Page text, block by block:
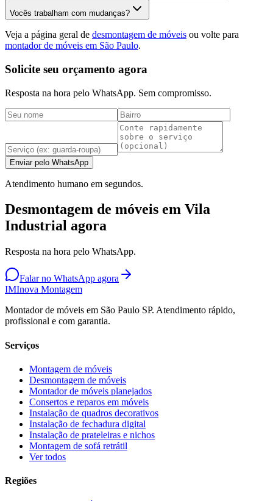
Vocês trabalham com mudanças?
Veja a página geral de desmontagem de móveis ou volte para
montador de móveis em São Paulo.
Solicite seu orçamento agora
Resposta na hora pelo WhatsApp. Sem compromisso.
Enviar pelo WhatsApp
Atendimento humano em segundos.
Desmontagem de móveis em Vila
Industrial agora
Resposta na hora pelo WhatsApp.
Falar no WhatsApp agora
IMInova Montagem
Montador de móveis em São Paulo SP. Atendimento rápido,
profissional e com garantia.
Serviços
Montagem de móveis
Desmontagem de móveis
Montador de móveis planejados
Consertos e reparos em móveis
Instalação de quadros decorativos
Instalação de fechadura digital
Instalação de prateleiras e nichos
Montagem de sofá retrátil
Ver todos
Regiões